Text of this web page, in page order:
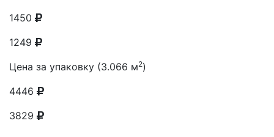
1450
1249
Цена за упаковку (3.066 м2)
4446
3829